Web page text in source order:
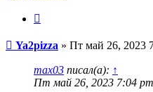
Сообщение
Ya2pizza » Пт май 26, 2023
max03 писал(а): ↑
Пт май 26, 2023 7:04 pm